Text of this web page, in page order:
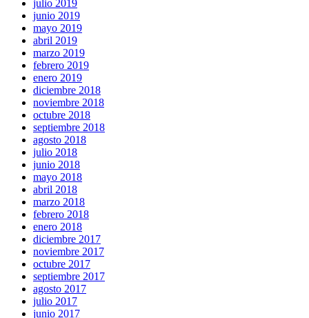
julio 2019
junio 2019
mayo 2019
abril 2019
marzo 2019
febrero 2019
enero 2019
diciembre 2018
noviembre 2018
octubre 2018
septiembre 2018
agosto 2018
julio 2018
junio 2018
mayo 2018
abril 2018
marzo 2018
febrero 2018
enero 2018
diciembre 2017
noviembre 2017
octubre 2017
septiembre 2017
agosto 2017
julio 2017
junio 2017